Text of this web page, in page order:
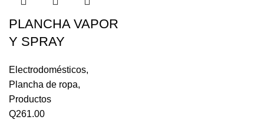
PLANCHA VAPOR
Y SPRAY
Electrodomésticos,
Plancha de ropa,
Productos
Q261.00